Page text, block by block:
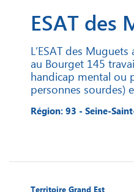
ESAT des
L’ESAT des
au Bourget 145
handicap mental ou
personnes sourdes)
Région: 93 - Seine-
Territoire Grand Est